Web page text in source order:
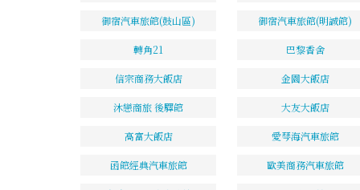
御宿汽車旅館(鼓山區) 御宿汽車旅館(明誠館)
轉角21 巴黎香舍
信宗商務大飯店 金園大飯店
沐戀商旅 後驛館 大友大飯店
高富大飯店 愛琴海汽車旅館
函館經典汽車旅館 歐美商務汽車旅館